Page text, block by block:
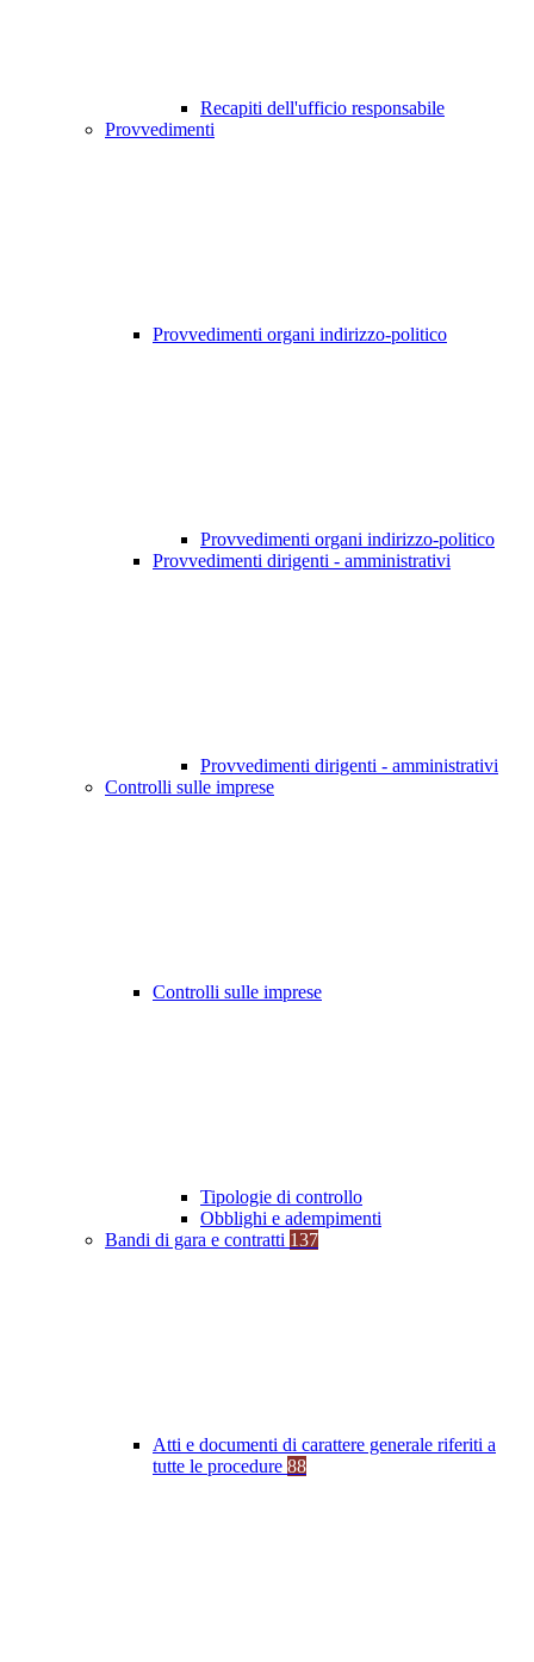
Recapiti dell'ufficio responsabile
Provvedimenti
Provvedimenti organi indirizzo-politico
Provvedimenti organi indirizzo-politico
Provvedimenti dirigenti - amministrativi
Provvedimenti dirigenti - amministrativi
Controlli sulle imprese
Controlli sulle imprese
Tipologie di controllo
Obblighi e adempimenti
Bandi di gara e contratti 137
Atti e documenti di carattere generale riferiti a
tutte le procedure 88